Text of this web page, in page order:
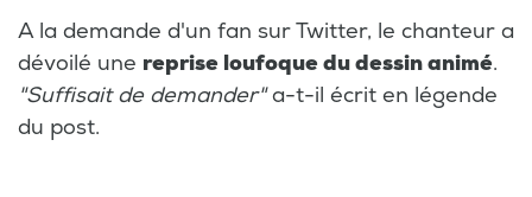
A la demande d'un fan sur Twitter, le chanteur a
dévoilé une reprise loufoque du dessin animé.
"Suffisait de demander"a-t-il écrit en légende
du post.